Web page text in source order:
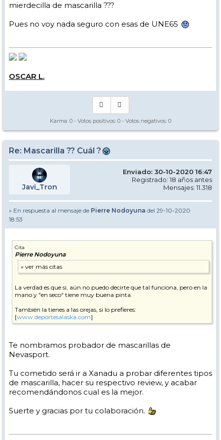
reparo) una P2 sin dudarlo. Yo siempre llevo mascarillas UNE 65, y
llevo un P2 encima por si acaso.
Está bien, pero es un poco lata llevar un filtro de papel pegado a la
boca y nariz.
Saludos.
mierdecilla de mascarilla ???
Pues no voy nada seguro con esas de UNE65
OSCAR L.
Karma: 0 - Votos positivos: 0 - Votos negativos: 0
Re: Mascarilla ?? Cuál ?
Javi_Tron
Enviado: 30-10-2020 16:47
Registrado: 18 años antes
Mensajes: 11.318
» En respuesta al mensaje de Pierre Nodoyuna del 29-10-2020
18:53
Cita
Pierre Nodoyuna
La verdad es que si, aún no puedo decirte que tal funciona, pero en la
mano y "en seco" tiene muy buena pinta.
También la tienes a las orejas, si lo prefieres:
[www.deportesalaska.com]
Te nombramos probador de mascarillas de
Nevasport.
Tu cometido será ir a Xanadu a probar diferentes tipos
de mascarilla, hacer su respectivo review, y acabar
recomendándonos cual es la mejor.
Suerte y gracias por tu colaboración.